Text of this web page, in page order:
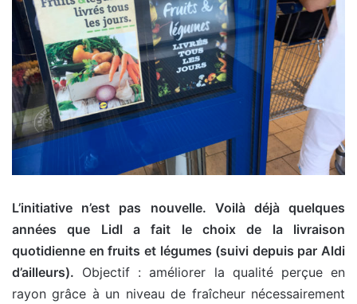
L’initiative n’est pas nouvelle. Voilà déjà quelques
années que Lidl a fait le choix de la livraison
quotidienne en fruits et légumes (suivi depuis par Aldi
d’ailleurs). Objectif : améliorer la qualité perçue en
rayon grâce à un niveau de fraîcheur nécessairement